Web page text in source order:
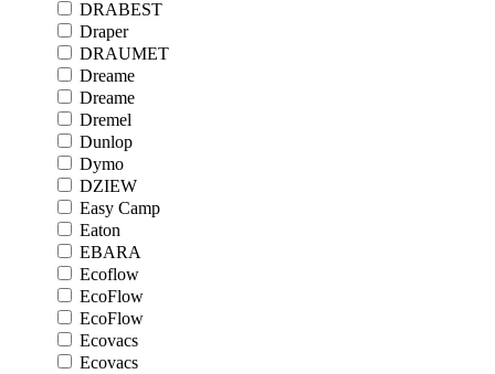
DRABEST
Draper
DRAUMET
Dreame
Dreame
Dremel
Dunlop
Dymo
DZIEW
Easy Camp
Eaton
EBARA
Ecoflow
EcoFlow
EcoFlow
Ecovacs
Ecovacs